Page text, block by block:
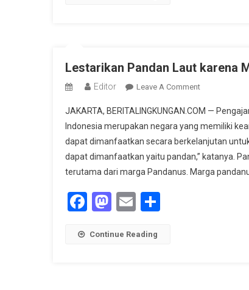
Lestarikan Pandan Laut karena
Editor Leave A CommentOn
Pandan
Laut
Karena
Manfaatnya
Besar
JAKARTA, BERITALINGKUNGAN.COM —
Indonesia merupakan negara yang memiliki
dapat dimanfaatkan secara berkelanjutan
dapat dimanfaatkan yaitu pandan,” katanya.
terutama dari marga Pandanus. Marga
Facebook
Mastodon
Email
Continue Reading